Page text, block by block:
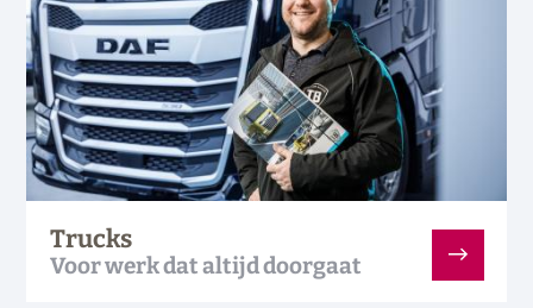
Trucks
Voor werk dat altijd doorgaat